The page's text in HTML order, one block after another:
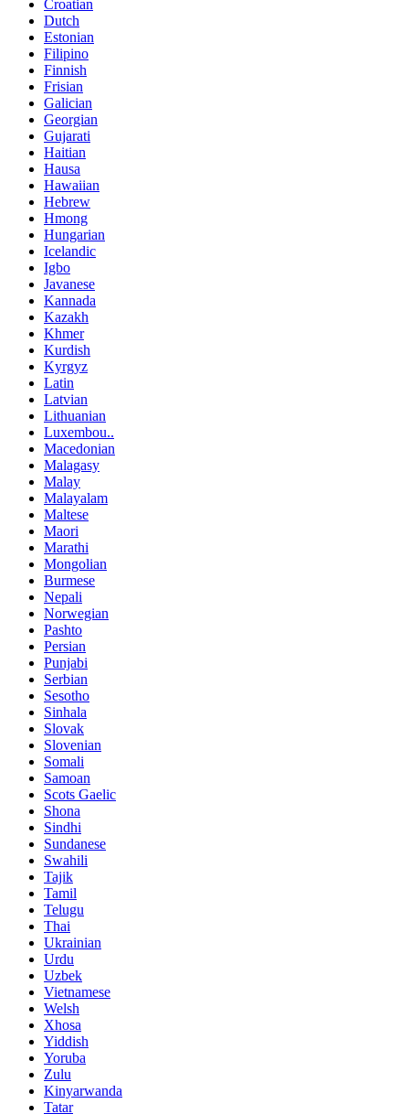
Croatian
Dutch
Estonian
Filipino
Finnish
Frisian
Galician
Georgian
Gujarati
Haitian
Hausa
Hawaiian
Hebrew
Hmong
Hungarian
Icelandic
Igbo
Javanese
Kannada
Kazakh
Khmer
Kurdish
Kyrgyz
Latin
Latvian
Lithuanian
Luxembou..
Macedonian
Malagasy
Malay
Malayalam
Maltese
Maori
Marathi
Mongolian
Burmese
Nepali
Norwegian
Pashto
Persian
Punjabi
Serbian
Sesotho
Sinhala
Slovak
Slovenian
Somali
Samoan
Scots Gaelic
Shona
Sindhi
Sundanese
Swahili
Tajik
Tamil
Telugu
Thai
Ukrainian
Urdu
Uzbek
Vietnamese
Welsh
Xhosa
Yiddish
Yoruba
Zulu
Kinyarwanda
Tatar